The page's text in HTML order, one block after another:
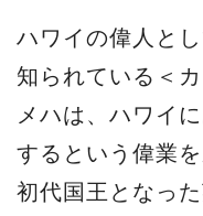
ハワイの偉人と
知られている＜
メハは、ハワイ
するという偉業
初代国王となっ